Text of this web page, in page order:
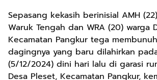
Sepasang kekasih berinisial AMH
Waruk Tengah dan WRA (20) warga
Kecamatan Pangkur tega
dagingnya yang baru dilahirkan
(5/12/2024) dini hari lalu di garasi
Desa Pleset, Kecamatan Pangkur,